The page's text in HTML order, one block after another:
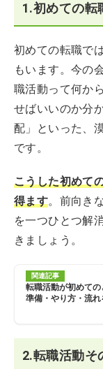
1.初めての転
初めての転職で
もいます。今の
職活動って何か
せばいいのか分
配」といった、
です。
こうした初めて
得ます。前向き
を一つひとつ解
きましょう。
関連記事
転職活動が初めて
準備・やり方・流れ
2.転職活動そ